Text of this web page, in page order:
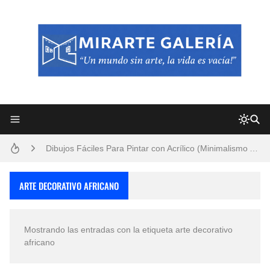
Frutas y Flores Para Colorear Imágenes
Dibujos para Colorear, una Actividad Divertida para Niños y Niñas
ARTE DECORATIVO AFRICANO
Mostrando las entradas con la etiqueta arte decorativo
africano